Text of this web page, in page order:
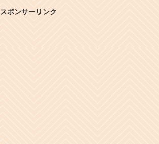
スポンサーリンク